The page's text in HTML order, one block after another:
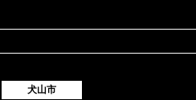
犬山市